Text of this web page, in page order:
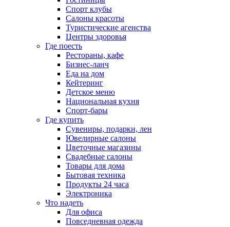
Спорт клубы
Салоны красоты
Туристические агенства
Центры здоровья
Где поесть
Рестораны, кафе
Бизнес-ланч
Еда на дом
Кейтеринг
Детское меню
Национальная кухня
Спорт-бары
Где купить
Сувениры, подарки, лен
Ювелирные салоны
Цветочные магазины
Свадебные салоны
Товары для дома
Бытовая техника
Продукты 24 часа
Электроника
Что надеть
Для офиса
Повседневная одежда